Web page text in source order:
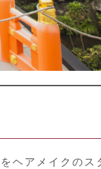
をヘアメイクのス